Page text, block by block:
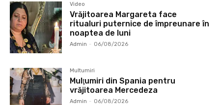
Video
Vrăjitoarea Margareta face
ritualuri puternice de împreunare în
noaptea de luni
Admin - 06/08/2026
Multumiri
Mulţumiri din Spania pentru
vrăjitoarea Mercedeza
Admin - 06/08/2026